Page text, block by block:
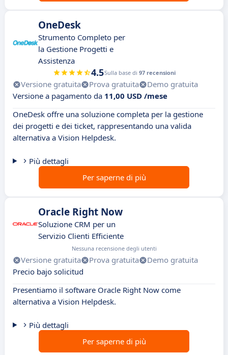
OneDesk
Strumento Completo per
la Gestione Progetti e
Assistenza
4.5Sulla base di 97 recensioni
Versione gratuita Prova gratuita
Demo gratuita
Versione a pagamento da 11,00 USD /mese
OneDesk offre una soluzione completa per la gestione
dei progetti e dei ticket, rappresentando una valida
alternativa a Vision Helpdesk.
Più dettagli
Per saperne di più
Oracle Right Now
Soluzione CRM per un
Servizio Clienti Efficiente
Nessuna recensione degli utenti
Versione gratuita Prova gratuita
Demo gratuita
Precio bajo solicitud
Presentiamo il software Oracle Right Now come
alternativa a Vision Helpdesk.
Più dettagli
Per saperne di più